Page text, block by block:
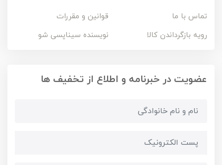
تماس با ما
قوانین و مقررات
رویه بازگرداندن کالا
نویسنده سیناپسی شو
عضویت در خبرنامه و اطلاع از تخفیف ها